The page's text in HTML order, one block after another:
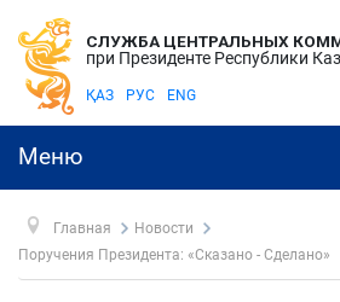
СЛУЖБА ЦЕНТРАЛЬНЫХ
при Президенте Республики
ҚАЗ РУС ENG
Меню
Главная
Новости
Поручения Президента: «Сказано - Сделано»